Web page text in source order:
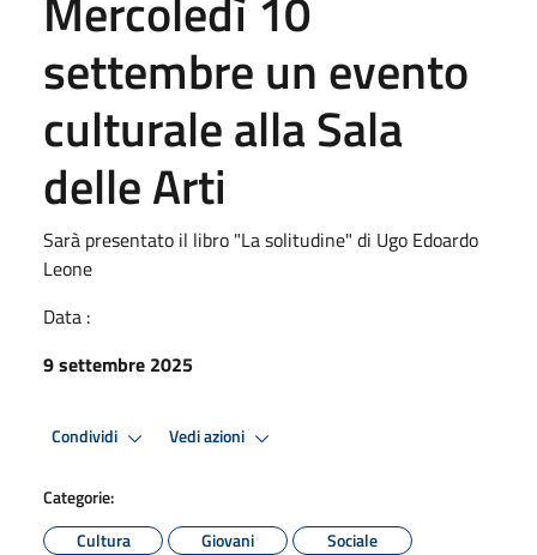
settembre un evento
culturale alla Sala
delle Arti
Sarà presentato il libro "La solitudine" di Ugo Edoardo
Leone
Data :
9 settembre 2025
Condividi Vedi azioni
Categorie:
Cultura
Giovani
Sociale